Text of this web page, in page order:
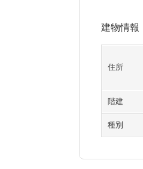
建物情報
住所
階建
種別